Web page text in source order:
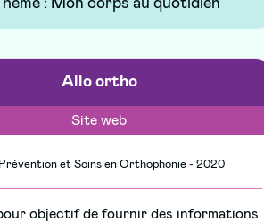
Allo ortho
Site web
et Soins en Orthophonie - 2020
objectif de fournir des informations